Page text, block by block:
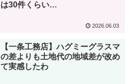
は30件くらい…
2026.06.03
【一条工務店】ハグミーグラスマ
の差よりも土地代の地域差が改め
て実感したわ